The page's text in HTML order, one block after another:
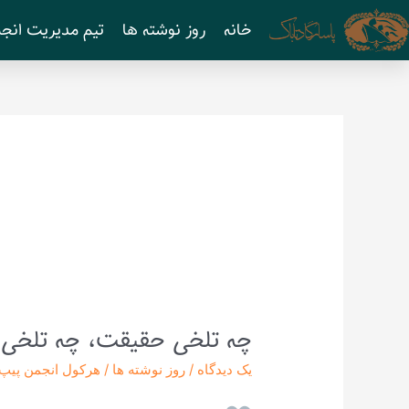
پرش
به
محتوا
خانه روز نوشته ها تیم مدیریت
چه تلخی حقیقت، چه
یک دیدگاه /روز نوشته ها / هرکول انجمن پیپ
چه
تلخی
حقیقت،